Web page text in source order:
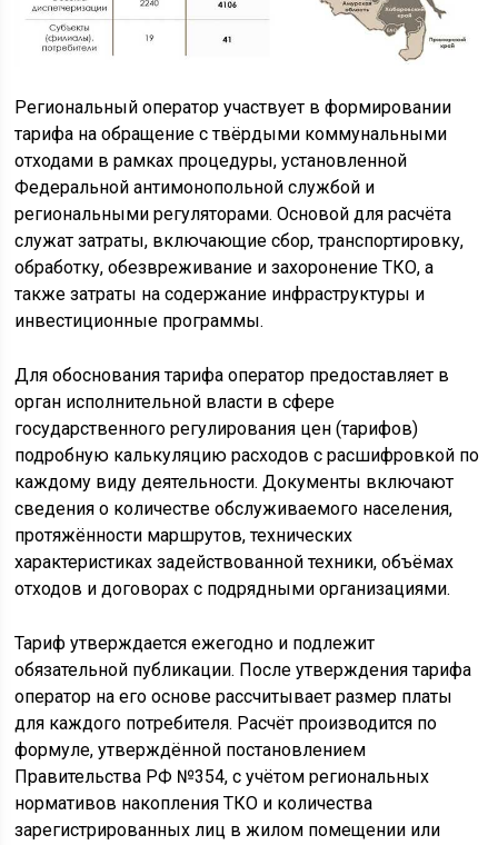
Региональный оператор участвует в формировании
тарифа на обращение с твёрдыми коммунальными
отходами в рамках процедуры, установленной
Федеральной антимонопольной службой и
региональными регуляторами. Основой для расчёта
служат затраты, включающие сбор, транспортировку,
обработку, обезвреживание и захоронение ТКО, а
также затраты на содержание инфраструктуры и
инвестиционные программы.
Для обоснования тарифа оператор предоставляет в
орган исполнительной власти в сфере
государственного регулирования цен (тарифов)
подробную калькуляцию расходов с расшифровкой по
каждому виду деятельности. Документы включают
сведения о количестве обслуживаемого населения,
протяжённости маршрутов, технических
характеристиках задействованной техники, объёмах
отходов и договорах с подрядными организациями.
Тариф утверждается ежегодно и подлежит
обязательной публикации. После утверждения тарифа
оператор на его основе рассчитывает размер платы
для каждого потребителя. Расчёт производится по
формуле, утверждённой постановлением
Правительства РФ №354, с учётом региональных
нормативов накопления ТКО и количества
зарегистрированных лиц в жилом помещении или